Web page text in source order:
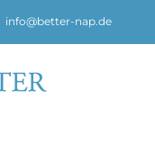
info@better-nap.de